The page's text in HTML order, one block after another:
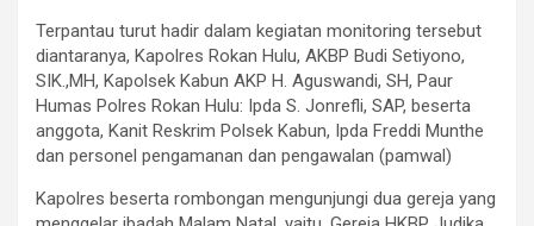
Terpantau turut hadir dalam kegiatan monitoring tersebut
diantaranya, Kapolres Rokan Hulu, AKBP Budi Setiyono,
SIK.,MH, Kapolsek Kabun AKP H. Aguswandi, SH, Paur
Humas Polres Rokan Hulu: Ipda S. Jonrefli, SAP, beserta
anggota, Kanit Reskrim Polsek Kabun, Ipda Freddi Munthe
dan personel pengamanan dan pengawalan (pamwal)
Kapolres beserta rombongan mengunjungi dua gereja yang